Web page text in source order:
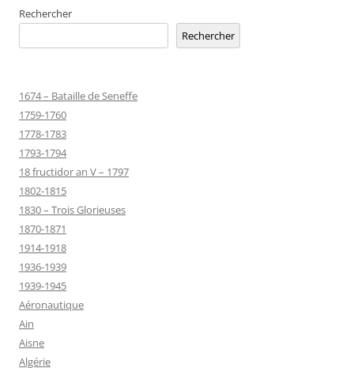
Rechercher
Rechercher
1674 – Bataille de Seneffe
1759-1760
1778-1783
1793-1794
18 fructidor an V – 1797
1802-1815
1830 – Trois Glorieuses
1870-1871
1914-1918
1936-1939
1939-1945
Aéronautique
Ain
Aisne
Algérie